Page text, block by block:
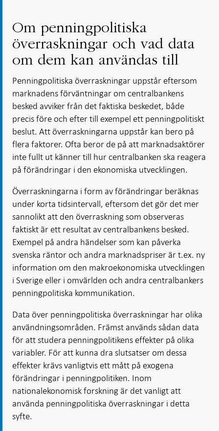
Om penningpolitiska
överraskningar och vad data
om dem kan användas till
Penningpolitiska överraskningar uppstår eftersom
marknadens förväntningar om centralbankens
besked avviker från det faktiska beskedet, både
precis före och efter till exempel ett penningpolitiskt
beslut. Att överraskningarna uppstår kan bero på
flera faktorer. Ofta beror de på att marknadsaktörer
inte fullt ut känner till hur centralbanken ska reagera
på förändringar i den ekonomiska utvecklingen.
Överraskningarna i form av förändringar beräknas
under korta tidsintervall, eftersom det gör det mer
sannolikt att den överraskning som observeras
faktiskt är ett resultat av centralbankens besked.
Exempel på andra händelser som kan påverka
svenska räntor och andra marknadspriser är t.ex. ny
information om den makroekonomiska utvecklingen
i Sverige eller i omvärlden och andra centralbankers
penningpolitiska kommunikation.
Data över penningpolitiska överraskningar har olika
användningsområden. Främst används sådan data
för att studera penningpolitikens effekter på olika
variabler. För att kunna dra slutsatser om dessa
effekter krävs vanligtvis ett mått på exogena
förändringar i penningpolitiken. Inom
nationalekonomisk forskning är det vanligt att
använda penningpolitiska överraskningar i detta
syfte.